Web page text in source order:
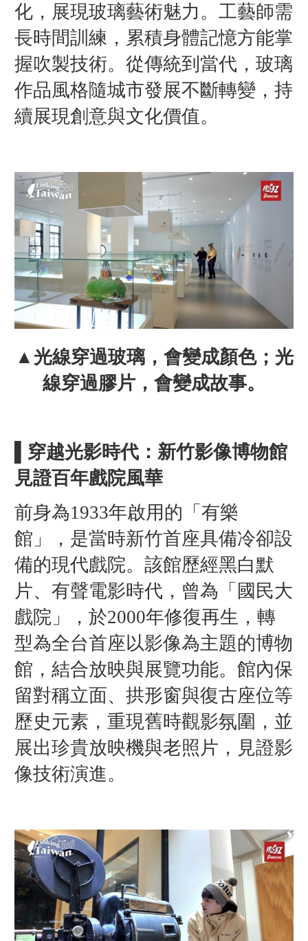
化，展現玻璃藝術魅力。工藝師需
長時間訓練，累積身體記憶方能掌
握吹製技術。從傳統到當代，玻璃
作品風格隨城市發展不斷轉變，持
續展現創意與文化價值。
▲光線穿過玻璃，會變成顏色；光
線穿過膠片，會變成故事。
▌穿越光影時代：新竹影像博物館
見證百年戲院風華
前身為1933年啟用的「有樂
館」，是當時新竹首座具備冷卻設
備的現代戲院。該館歷經黑白默
片、有聲電影時代，曾為「國民大
戲院」，於2000年修復再生，轉
型為全台首座以影像為主題的博物
館，結合放映與展覽功能。館內保
留對稱立面、拱形窗與復古座位等
歷史元素，重現舊時觀影氛圍，並
展出珍貴放映機與老照片，見證影
像技術演進。